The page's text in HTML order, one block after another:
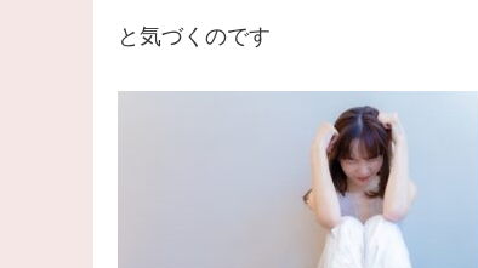
と気づくのです